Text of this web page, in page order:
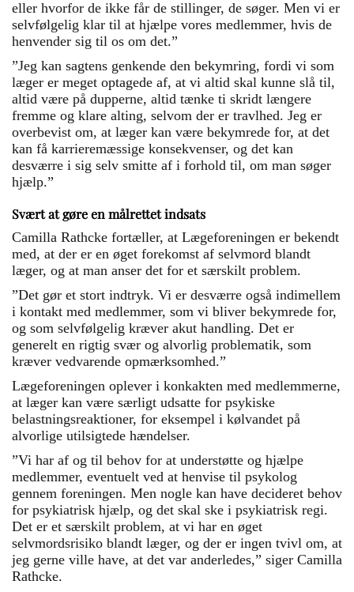
eller hvorfor de ikke får de stillinger, de søger. Men vi er
selvfølgelig klar til at hjælpe vores medlemmer, hvis de
henvender sig til os om det.”
”Jeg kan sagtens genkende den bekymring, fordi vi som
læger er meget optagede af, at vi altid skal kunne slå til,
altid være på dupperne, altid tænke ti skridt længere
fremme og klare alting, selvom der er travlhed. Jeg er
overbevist om, at læger kan være bekymrede for, at det
kan få karrieremæssige konsekvenser, og det kan
desværre i sig selv smitte af i forhold til, om man søger
hjælp.”
Svært at gøre en målrettet indsats
Camilla Rathcke fortæller, at Lægeforeningen er bekendt
med, at der er en øget forekomst af selvmord blandt
læger, og at man anser det for et særskilt problem.
”Det gør et stort indtryk. Vi er desværre også indimellem
i kontakt med medlemmer, som vi bliver bekymrede for,
og som selvfølgelig kræver akut handling. Det er
generelt en rigtig svær og alvorlig problematik, som
kræver vedvarende opmærksomhed.”
Lægeforeningen oplever i konkakten med medlemmerne,
at læger kan være særligt udsatte for psykiske
belastningsreaktioner, for eksempel i kølvandet på
alvorlige utilsigtede hændelser.
”Vi har af og til behov for at understøtte og hjælpe
medlemmer, eventuelt ved at henvise til psykolog
gennem foreningen. Men nogle kan have decideret behov
for psykiatrisk hjælp, og det skal ske i psykiatrisk regi.
Det er et særskilt problem, at vi har en øget
selvmordsrisiko blandt læger, og der er ingen tvivl om, at
jeg gerne ville have, at det var anderledes,” siger Camilla
Rathcke.